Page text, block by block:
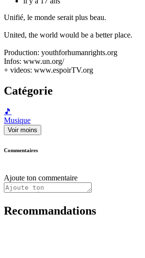
Unifié, le monde serait plus beau.
United, the world would be a better place.
Production: youthforhumanrights.org
Infos: www.un.org/
+ videos: www.espoirTV.org
Catégorie
🎵
Musique
Voir moins
Commentaires
Ajoute ton commentaire
Recommandations